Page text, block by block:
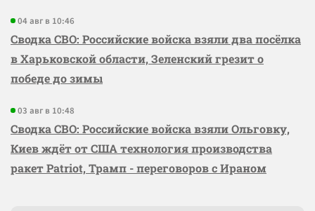
04 авг в 10:46
Сводка СВО: Российские войска взяли два посёлка
в Харьковской области, Зеленский грезит о
победе до зимы
03 авг в 10:48
Сводка СВО: Российские войска взяли Ольговку,
Киев ждёт от США технология производства
ракет Patriot, Трамп - переговоров с Ираном